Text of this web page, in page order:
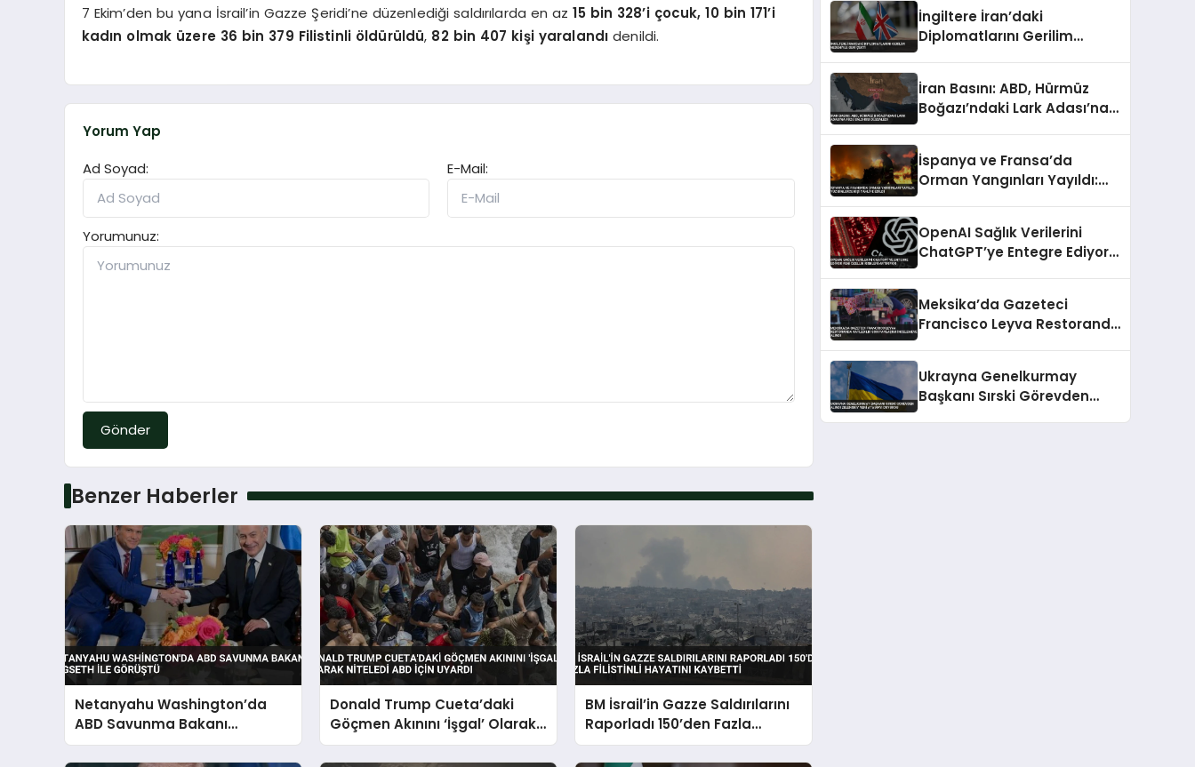
7 Ekim’den bu yana İsrail’in Gazze Şeridi’ne düzenlediği saldırılarda en az15 bin 328’i çocuk, 10 bin 171’i
kadın olmak üzere 36 bin 379 Filistinli öldürüldü, 82 bin 407 kişi yaralandı denildi.
Yorum Yap
Ad Soyad:
E-Mail:
Yorumunuz:
Gönder
Benzer Haberler
Netanyahu Washington’da
ABD Savunma Bakanı
Hegseth ile Görüştü
Donald Trump Cueta’daki
Göçmen Akınını ‘İşgal’ Olarak
Niteledi ABD İçin Uyardı
BM İsrail’in Gazze Saldırılarını
Raporladı 150’den Fazla
Filistinli Hayatını Kaybetti
İngiltere İran’daki
Diplomatlarını Gerilim
İran Basını: ABD, Hürmüz
Boğazı’ndaki Lark Adası’na
İspanya ve Fransa’da
Orman Yangınları Yayıldı:
OpenAI Sağlık Verilerini
ChatGPT’ye Entegre Ediyor
Meksika’da Gazeteci
Francisco Leyva Restoranda
Ukrayna Genelkurmay
Başkanı Sırski Görevden